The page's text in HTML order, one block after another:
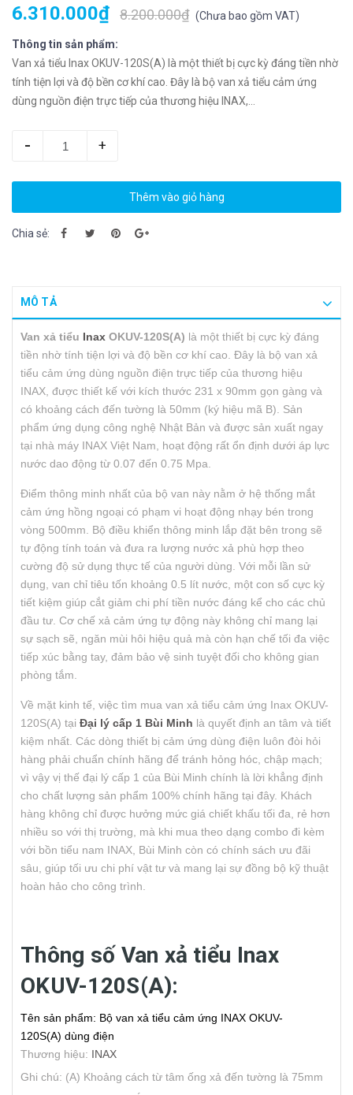
6.310.000₫ 8.200.000₫ (Chưa bao gồm VAT)
Thông tin sản phẩm:
Van xả tiểu Inax OKUV-120S(A) là một thiết bị cực kỳ đáng tiền nhờ
tính tiện lợi và độ bền cơ khí cao. Đây là bộ van xả tiểu cảm ứng
dùng nguồn điện trực tiếp của thương hiệu INAX,...
- +
Thêm vào giỏ hàng
Chia sẻ:
MÔ TẢ
Van xả tiểu Inax OKUV-120S(A) là một thiết bị cực kỳ đáng
tiền nhờ tính tiện lợi và độ bền cơ khí cao. Đây là bộ van xả
tiểu cảm ứng dùng nguồn điện trực tiếp của thương hiệu
INAX, được thiết kế với kích thước 231 x 90mm gọn gàng và
có khoảng cách đến tường là 50mm (ký hiệu mã B). Sản
phẩm ứng dụng công nghệ Nhật Bản và được sản xuất ngay
tại nhà máy INAX Việt Nam, hoạt động rất ổn định dưới áp lực
nước dao động từ 0.07 đến 0.75 Mpa.
Điểm thông minh nhất của bộ van này nằm ở hệ thống mắt
cảm ứng hồng ngoại có phạm vi hoạt động nhạy bén trong
vòng 500mm. Bộ điều khiển thông minh lắp đặt bên trong sẽ
tự động tính toán và đưa ra lượng nước xả phù hợp theo
cường độ sử dụng thực tế của người dùng. Với mỗi lần sử
dụng, van chỉ tiêu tốn khoảng 0.5 lít nước, một con số cực kỳ
tiết kiệm giúp cắt giảm chi phí tiền nước đáng kể cho các chủ
đầu tư. Cơ chế xả cảm ứng tự động này không chỉ mang lại
sự sạch sẽ, ngăn mùi hôi hiệu quả mà còn hạn chế tối đa việc
tiếp xúc bằng tay, đảm bảo vệ sinh tuyệt đối cho không gian
phòng tắm.
Về mặt kinh tế, việc tìm mua van xả tiểu cảm ứng Inax OKUV-
120S(A) tại Đại lý cấp 1 Bùi Minh là quyết định an tâm và tiết
kiệm nhất. Các dòng thiết bị cảm ứng dùng điện luôn đòi hỏi
hàng phải chuẩn chính hãng để tránh hỏng hóc, chập mạch;
vì vậy vị thế đại lý cấp 1 của Bùi Minh chính là lời khẳng định
cho chất lượng sản phẩm 100% chính hãng tại đây. Khách
hàng không chỉ được hưởng mức giá chiết khấu tối đa, rẻ hơn
nhiều so với thị trường, mà khi mua theo dạng combo đi kèm
với bồn tiểu nam INAX, Bùi Minh còn có chính sách ưu đãi
sâu, giúp tối ưu chi phí vật tư và mang lại sự đồng bộ kỹ thuật
hoàn hảo cho công trình.
Thông số Van xả tiểu Inax
OKUV-120S(A):
Tên sản phẩm: Bộ van xả tiểu cảm ứng INAX OKUV-
120S(A) dùng điện
Thương hiệu: INAX
Ghi chú: (A) Khoảng cách từ tâm ống xả đến tường là 75mm